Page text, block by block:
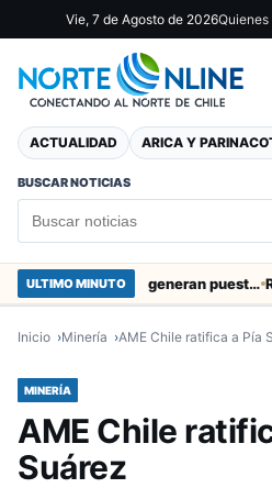
Vie, 7 de Agosto de 2026Quienes
ACTUALIDAD ARICA Y
BUSCAR NOTICIAS
ULTIMO MINUTO Obras de Aguas del Altiplano en Arica generan puestos de trabajo
Inicio Minería AME Chile ratifica a Pía
MINERÍA
AME Chile
Suárez